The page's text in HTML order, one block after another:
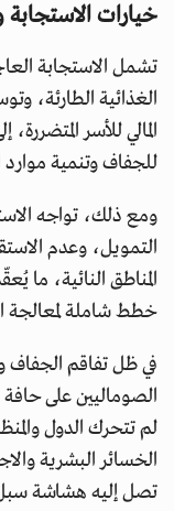
خيارات الاستجابة
تشمل الاستجابة
الغذائية الطارئة،
المالي للأسر
للجفاف وتنمية موارد
ومع ذلك، تواجه
التمويل، وعدم
المناطق النائية، ما
خطط شاملة لمعالجة
في ظل تفاقم الجفاف
الصوماليين على
لم تتحرك الدول
الخسائر البشرية
تصل إليه هشاشة